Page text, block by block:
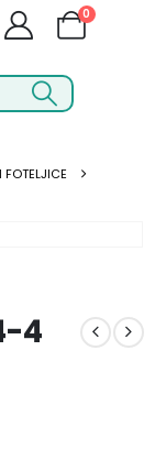
0
FOTELJICE
4